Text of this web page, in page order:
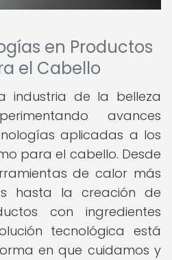
en Productos
el Cabello
industria de la belleza
avances
aplicadas a los
para el cabello. Desde
de calor más
hasta la creación de
con ingredientes
tecnológica está
en que cuidamos y